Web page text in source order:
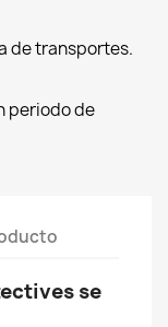
de transportes.
periodo de
se